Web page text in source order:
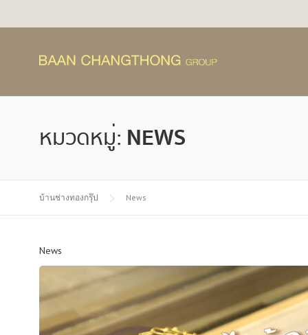
หมวดหมู่: NEWS
บ้านช่างทองกรุ๊ป News
News